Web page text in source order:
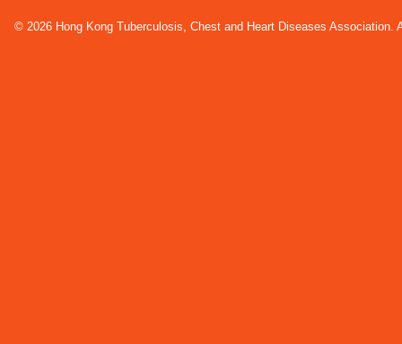
© 2026 Hong Kong Tuberculosis, Chest and Heart Diseases Association.